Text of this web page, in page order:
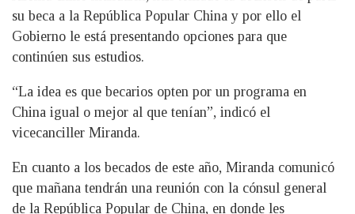
su beca a la República Popular China y por ello el
Gobierno le está presentando opciones para que
continúen sus estudios.
“La idea es que becarios opten por un programa en
China igual o mejor al que tenían”, indicó el
vicecanciller Miranda.
En cuanto a los becados de este año, Miranda comunicó
que mañana tendrán una reunión con la cónsul general
de la República Popular de China, en donde les